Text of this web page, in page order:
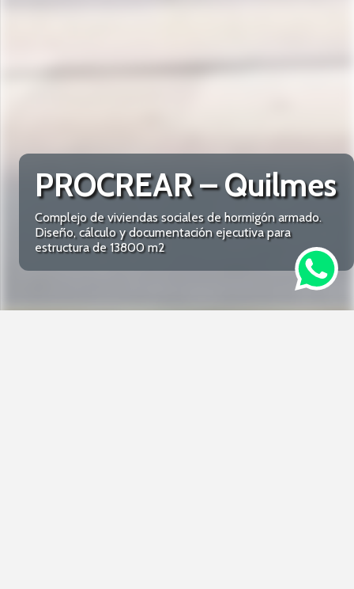
PROCREAR – Quilmes
Complejo de viviendas sociales de hormigón armado.
Diseño, cálculo y documentación ejecutiva para
estructura de 13800 m2